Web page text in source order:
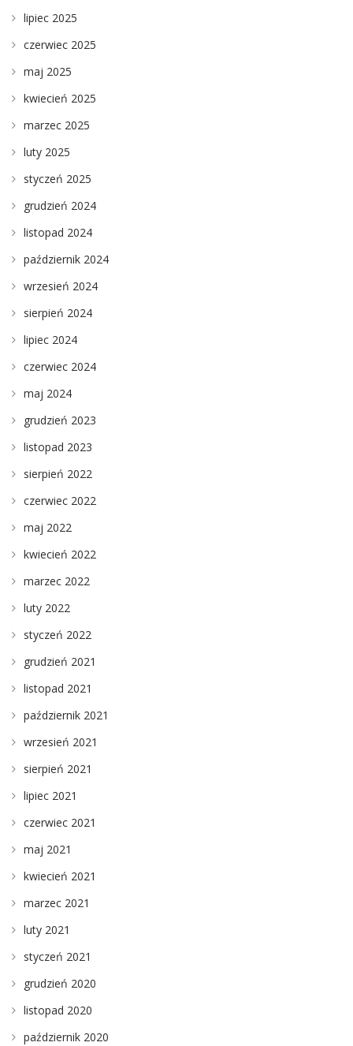
lipiec 2025
czerwiec 2025
maj 2025
kwiecień 2025
marzec 2025
luty 2025
styczeń 2025
grudzień 2024
listopad 2024
październik 2024
wrzesień 2024
sierpień 2024
lipiec 2024
czerwiec 2024
maj 2024
grudzień 2023
listopad 2023
sierpień 2022
czerwiec 2022
maj 2022
kwiecień 2022
marzec 2022
luty 2022
styczeń 2022
grudzień 2021
listopad 2021
październik 2021
wrzesień 2021
sierpień 2021
lipiec 2021
czerwiec 2021
maj 2021
kwiecień 2021
marzec 2021
luty 2021
styczeń 2021
grudzień 2020
listopad 2020
październik 2020